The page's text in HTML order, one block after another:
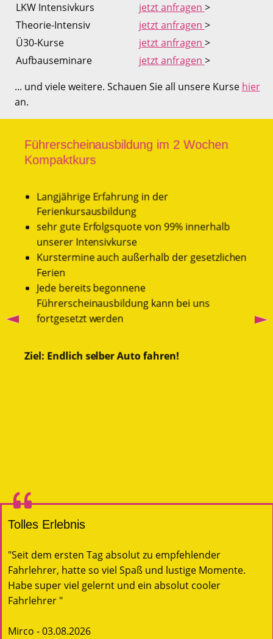
LKW Intensivkurs
jetzt anfragen >
Theorie-Intensiv
jetzt anfragen >
Ü30-Kurse
jetzt anfragen >
Aufbauseminare
jetzt anfragen >
... und viele weitere. Schauen Sie all unsere Kurse hier
an.
Führerscheinausbildung im 2 Wochen
Kompaktkurs
Langjährige Erfahrung in der
Ferienkursausbildung
sehr gute Erfolgsquote von 99% innerhalb
unserer Intensivkurse
Kurstermine auch außerhalb der gesetzlichen
Ferien
Jede bereits begonnene
Führerscheinausbildung kann bei uns
fortgesetzt werden
Ziel: Endlich selber Auto fahren!
Tolles Erlebnis
"Seit dem ersten Tag absolut zu empfehlender
Fahrlehrer, hatte so viel Spaß und lustige Momente.
Habe super viel gelernt und ein absolut cooler
Fahrlehrer "
Mirco - 03.08.2026